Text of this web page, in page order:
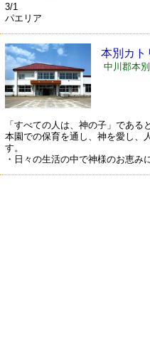
3/1
パエリア
本別カト
中川郡本
「すべての人は、神の子」である
本園での保育を通し、神を愛し、
す。
・日々の生活の中で神様のお恵み